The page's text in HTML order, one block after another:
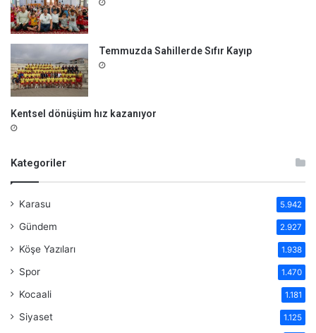
Temmuzda Sahillerde Sıfır Kayıp
Kentsel dönüşüm hız kazanıyor
Kategoriler
Karasu 5.942
Gündem 2.927
Köşe Yazıları 1.938
Spor 1.470
Kocaali 1.181
Siyaset 1.125